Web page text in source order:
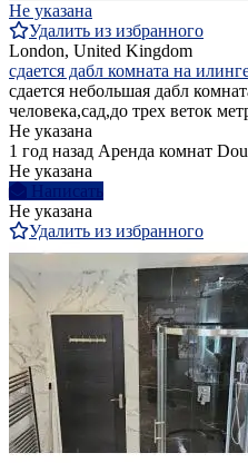
Не указана
Удалить из избранного
London, United Kingdom
сдается дабл комната на
сдается небольшая дабл
человека,сад,до трех веток
Не указана
1 год назад Аренда комнат
Не указана
Написать
Не указана
Удалить из избранного